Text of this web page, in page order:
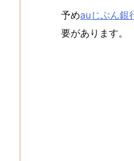
予めauじぶん銀
要があります。